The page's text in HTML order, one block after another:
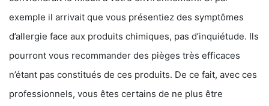
exemple il arrivait que vous présentiez des symptômes
d’allergie face aux produits chimiques, pas d’inquiétude. Ils
pourront vous recommander des pièges très efficaces
n’étant pas constitués de ces produits. De ce fait, avec ces
professionnels, vous êtes certains de ne plus être